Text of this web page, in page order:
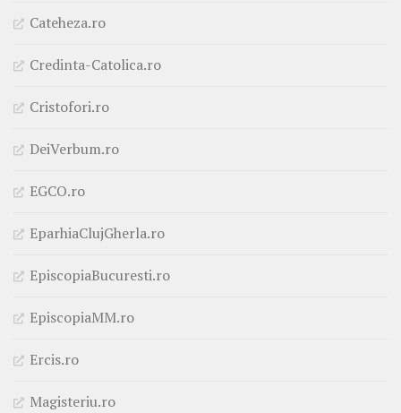
Cateheza.ro
Credinta-Catolica.ro
Cristofori.ro
DeiVerbum.ro
EGCO.ro
EparhiaClujGherla.ro
EpiscopiaBucuresti.ro
EpiscopiaMM.ro
Ercis.ro
Magisteriu.ro